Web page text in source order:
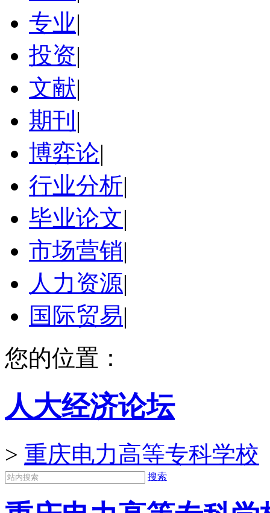
专业|
投资|
文献|
期刊 |
博弈论|
行业分析|
毕业论文|
市场营销|
人力资源|
国际贸易|
您的位置：
人大经济论坛
> 重庆电力高等专科学校
搜索